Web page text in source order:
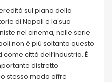
sul piano della
di Napoli e la sua
nel cinema, nelle serie
non è più soltanto questo
città dell’industria. È
distretto
stesso modo offre